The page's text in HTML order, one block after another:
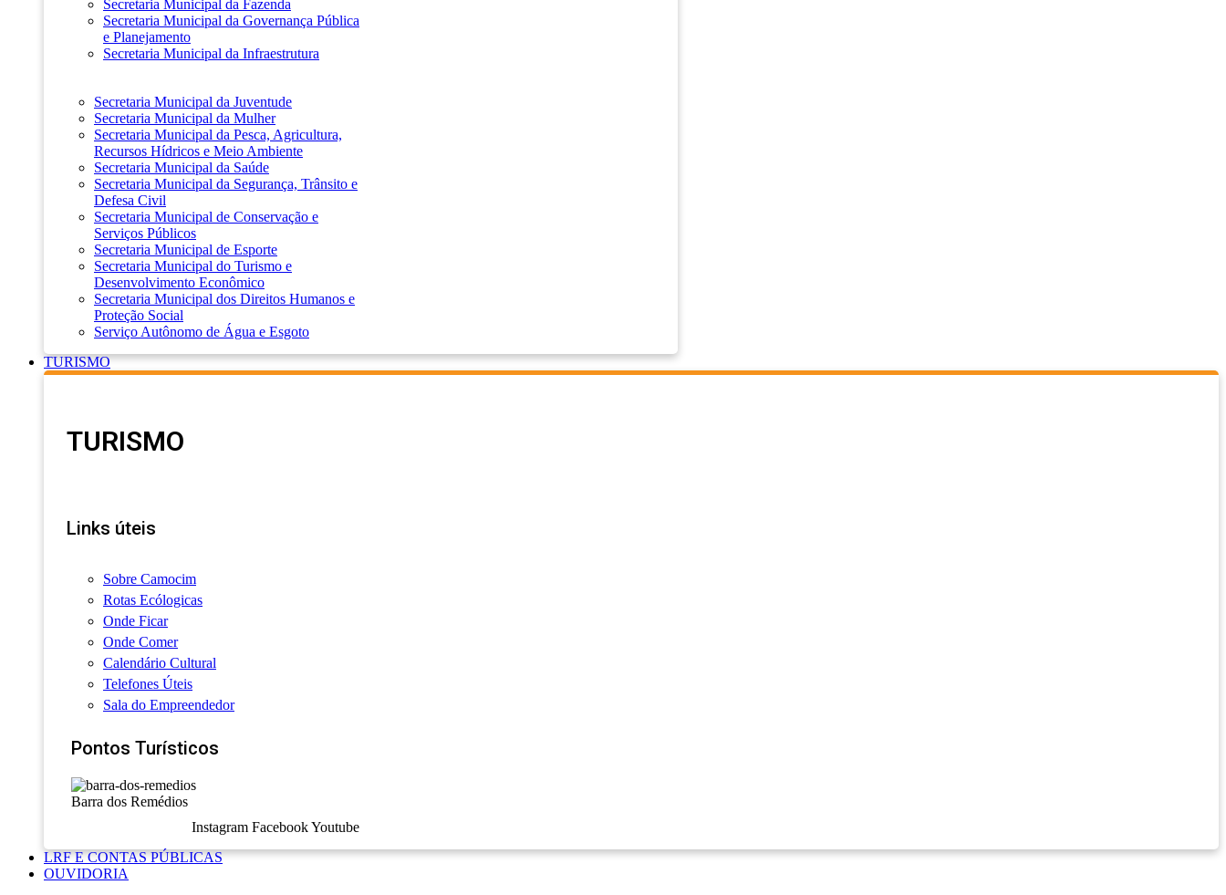
Secretaria Municipal da Fazenda
Secretaria Municipal da Governança Pública
e Planejamento
Secretaria Municipal da Infraestrutura
Secretaria Municipal da Juventude
Secretaria Municipal da Mulher
Secretaria Municipal da Pesca, Agricultura,
Recursos Hídricos e Meio Ambiente
Secretaria Municipal da Saúde
Secretaria Municipal da Segurança, Trânsito e
Defesa Civil
Secretaria Municipal de Conservação e
Serviços Públicos
Secretaria Municipal de Esporte
Secretaria Municipal do Turismo e
Desenvolvimento Econômico
Secretaria Municipal dos Direitos Humanos e
Proteção Social
Serviço Autônomo de Água e Esgoto
TURISMO
TURISMO
Links úteis
Sobre Camocim
Rotas Ecólogicas
Onde Ficar
Onde Comer
Calendário Cultural
Telefones Úteis
Sala do Empreendedor
Pontos Turísticos
Barra dos Remédios
Instagram FacebookYoutube
LRF E CONTAS PÚBLICAS
OUVIDORIA